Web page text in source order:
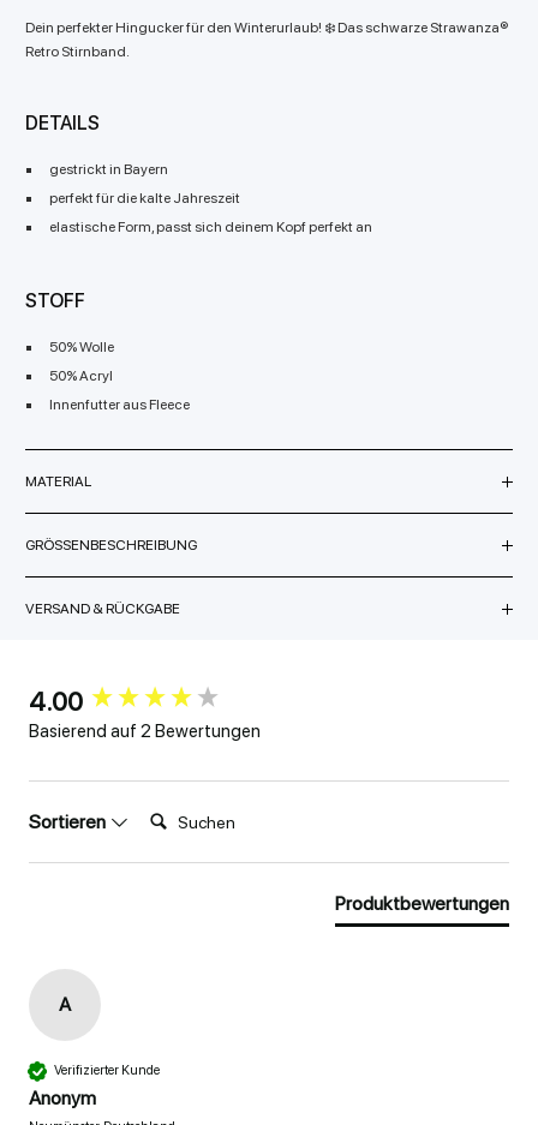
Dein perfekter Hingucker für den Winterurlaub! ❄️ Das schwarze Strawanza®
Retro Stirnband.
DETAILS
gestrickt in Bayern
perfekt für die kalte Jahreszeit
elastische Form, passt sich deinem Kopf perfekt an
STOFF
50% Wolle
50% Acryl
Innenfutter aus Fleece
MATERIAL
GRÖSSENBESCHREIBUNG
VERSAND & RÜCKGABE
4.00
Basierend auf 2 Bewertungen
Sortieren Suchen:
Produktbewertungen
A
Verifizierter Kunde
Anonym
New content loaded